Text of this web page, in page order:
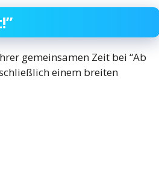
gemeinsamen Zeit bei “Ab
einem breiten